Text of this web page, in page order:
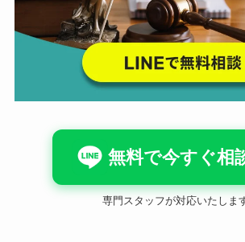
無料で今すぐ相
専門スタッフが対応いたします